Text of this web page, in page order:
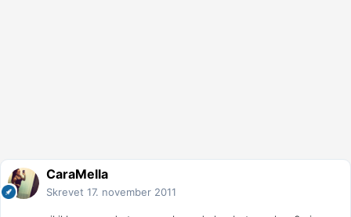
CaraMella
Skrevet 17. november 2011